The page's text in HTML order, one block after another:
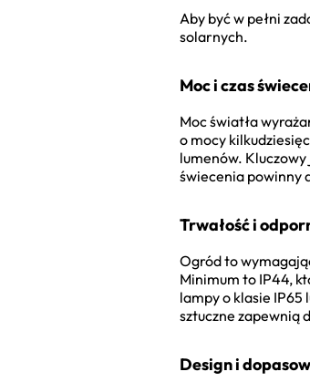
Aby być w pełni
solarnych.
Moc i czas
Moc światła
o mocy
lumenów.
świecenia powinny
Trwałość i
Ogród to
Minimum to IP44,
lampy o klasie
sztuczne zapewnią
Design i